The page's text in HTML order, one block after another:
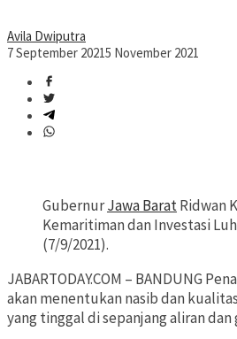
Avila Dwiputra
7 September 20215 November 2021
GubernurJawa BaratRidwan
Kemaritiman dan Investasi
(7/9/2021).
JABARTODAY.COM – BANDUNG
akan menentukan nasib dan
yang tinggal di sepanjang aliran